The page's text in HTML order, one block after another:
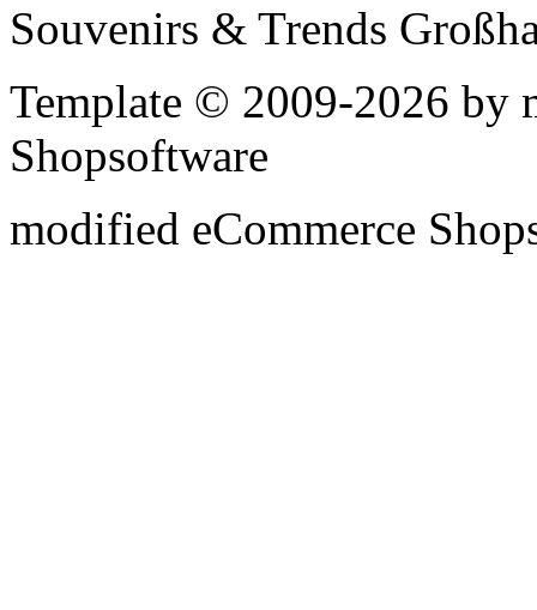
Souvenirs & Trends
Template © 2009-2026 by
Shopsoftware
modified eCommerce